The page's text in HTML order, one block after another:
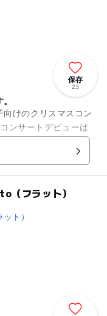
保存
23
けのクリスマスコン
ンサートデビューは
回は大ホールへ場所を
（フラット）